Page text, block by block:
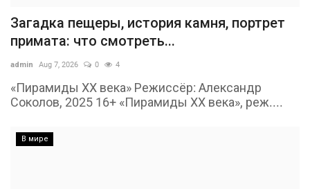
Загадка пещеры, история камня, портрет
примата: что смотреть...
admin Aug 7, 2026 0 4
«Пирамиды ХХ века» Режиссёр: Александр
Соколов, 2025 16+ «Пирамиды ХХ века», реж....
В мире